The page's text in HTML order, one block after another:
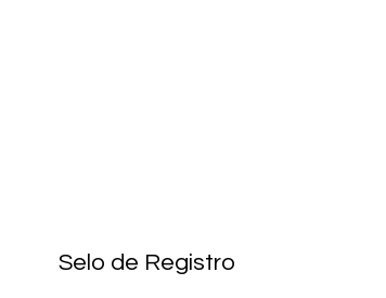
Selo de Registro